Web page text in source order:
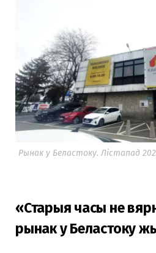
Рынак у Беластоку. Лістапад
«Старыя часы не
рынак у Беластоку